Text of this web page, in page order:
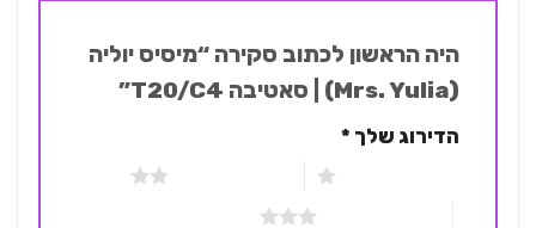
היה הראשון לכתוב סקירה “מיסיס יוליה
הדירוג שלך*
2 מתוך 5 כוכבים